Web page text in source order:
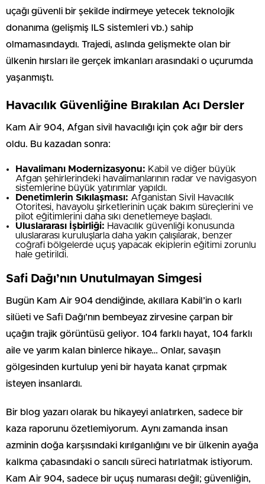
uçağı güvenli bir şekilde indirmeye yetecek teknolojik
donanıma (gelişmiş ILS sistemleri vb.) sahip
olmamasındaydı. Trajedi, aslında gelişmekte olan bir
ülkenin hırsları ile gerçek imkanları arasındaki o uçurumda
yaşanmıştı.
Havacılık Güvenliğine Bırakılan Acı Dersler
Kam Air 904, Afgan sivil havacılığı için çok ağır bir ders
oldu. Bu kazadan sonra:
Havalimanı Modernizasyonu: Kabil ve diğer büyük
Afgan şehirlerindeki havalimanlarının radar ve navigasyon
sistemlerine büyük yatırımlar yapıldı.
Denetimlerin Sıkılaşması: Afganistan Sivil Havacılık
Otoritesi, havayolu şirketlerinin uçak bakım süreçlerini ve
pilot eğitimlerini daha sıkı denetlemeye başladı.
Uluslararası İşbirliği: Havacılık güvenliği konusunda
uluslararası kuruluşlarla daha yakın çalışılarak, benzer
coğrafi bölgelerde uçuş yapacak ekiplerin eğitimi zorunlu
hale getirildi.
Safi Dağı’nın Unutulmayan Simgesi
Bugün Kam Air 904 dendiğinde, akıllara Kabil’in o karlı
silüeti ve Safi Dağı’nın bembeyaz zirvesine çarpan bir
uçağın trajik görüntüsü geliyor. 104 farklı hayat, 104 farklı
aile ve yarım kalan binlerce hikaye… Onlar, savaşın
gölgesinden kurtulup yeni bir hayata kanat çırpmak
isteyen insanlardı.
Bir blog yazarı olarak bu hikayeyi anlatırken, sadece bir
kaza raporunu özetlemiyorum. Aynı zamanda insan
azminin doğa karşısındaki kırılganlığını ve bir ülkenin ayağa
kalkma çabasındaki o sancılı süreci hatırlatmak istiyorum.
Kam Air 904, sadece bir uçuş numarası değil; güvenliğin,